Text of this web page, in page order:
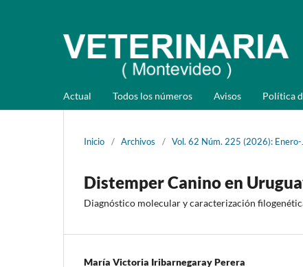
Actual Todos los números Avisos Política
Inicio / Archivos / Vol. 62 Núm. 225 (2026): Enero-
Distemper Canino en
Diagnóstico molecular y caracterización
María Victoria Iribarnegaray Perera